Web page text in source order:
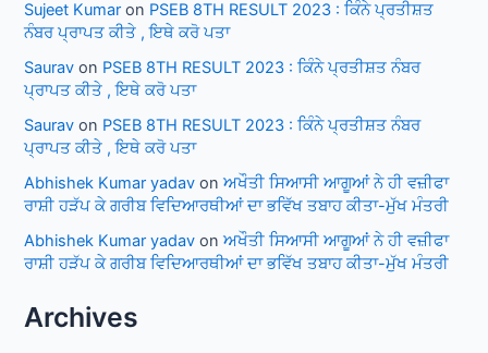
Sujeet Kumar on PSEB 8TH RESULT 2023 : ਕਿੰਨੇ ਪ੍ਰਤੀਸ਼ਤ
ਨੰਬਰ ਪ੍ਰਾਪਤ ਕੀਤੇ , ਇਥੇ ਕਰੋ ਪਤਾ
Saurav on PSEB 8TH RESULT 2023 : ਕਿੰਨੇ ਪ੍ਰਤੀਸ਼ਤ ਨੰਬਰ
ਪ੍ਰਾਪਤ ਕੀਤੇ , ਇਥੇ ਕਰੋ ਪਤਾ
Saurav on PSEB 8TH RESULT 2023 : ਕਿੰਨੇ ਪ੍ਰਤੀਸ਼ਤ ਨੰਬਰ
ਪ੍ਰਾਪਤ ਕੀਤੇ , ਇਥੇ ਕਰੋ ਪਤਾ
Abhishek Kumar yadav onਅਖੌਤੀ ਸਿਆਸੀ ਆਗੂਆਂ ਨੇ ਹੀ ਵਜ਼ੀਫਾ
ਰਾਸ਼ੀ ਹੜੱਪ ਕੇ ਗਰੀਬ ਵਿਦਿਆਰਥੀਆਂ ਦਾ ਭਵਿੱਖ ਤਬਾਹ ਕੀਤਾ-ਮੁੱਖ ਮੰਤਰੀ
Abhishek Kumar yadav onਅਖੌਤੀ ਸਿਆਸੀ ਆਗੂਆਂ ਨੇ ਹੀ ਵਜ਼ੀਫਾ
ਰਾਸ਼ੀ ਹੜੱਪ ਕੇ ਗਰੀਬ ਵਿਦਿਆਰਥੀਆਂ ਦਾ ਭਵਿੱਖ ਤਬਾਹ ਕੀਤਾ-ਮੁੱਖ ਮੰਤਰੀ
Archives